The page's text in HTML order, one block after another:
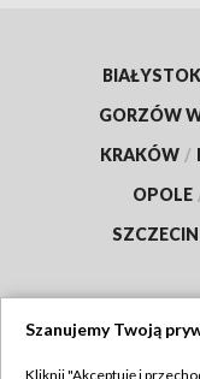
BIAŁYSTOK
GORZÓW
KRAKÓW /
OPOLE
SZCZECIN
Szanujemy Twoją
Kliknij "Akceptuję i